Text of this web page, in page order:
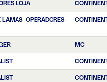
LOJA
LAMAS_OPERADORES
MC